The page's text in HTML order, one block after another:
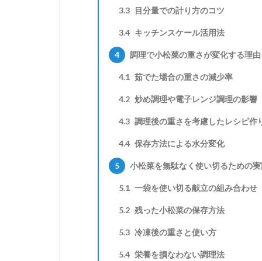
3.3 目分量での計り方のコツ
3.4 キッチンスケール活用法
4 調理で小松菜の重さが変化する理由
4.1 茹でた場合の重さの減少率
4.2 炒め調理や電子レンジ調理の影響
4.3 調理後の重さを考慮したレシピ作
4.4 保存方法による水分変化
5 小松菜を無駄なく使い切るための
5.1 一袋を使い切る献立の組み合わせ
5.2 残った小松菜の保存方法
5.3 冷凍後の重さと使い方
5.4 栄養を損なわない調理法